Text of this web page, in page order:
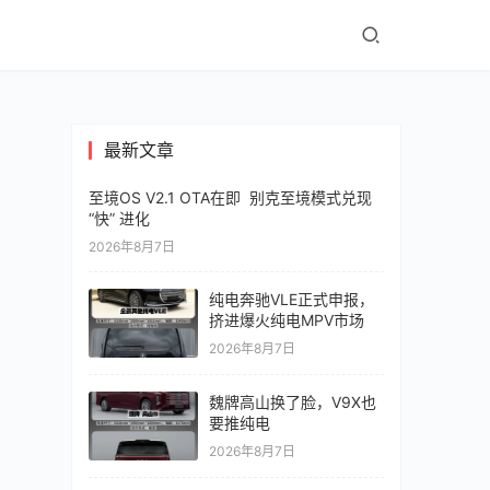
最新文章
至境OS V2.1 OTA在即 别克至境模式兑现
“快” 进化
2026年8月7日
纯电奔驰VLE正式申报，
挤进爆火纯电MPV市场
2026年8月7日
魏牌高山换了脸，V9X也
要推纯电
2026年8月7日